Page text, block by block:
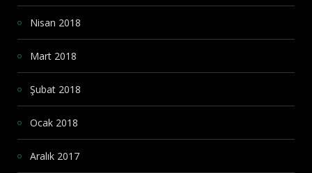
Nisan 2018
Mart 2018
Şubat 2018
Ocak 2018
Aralık 2017